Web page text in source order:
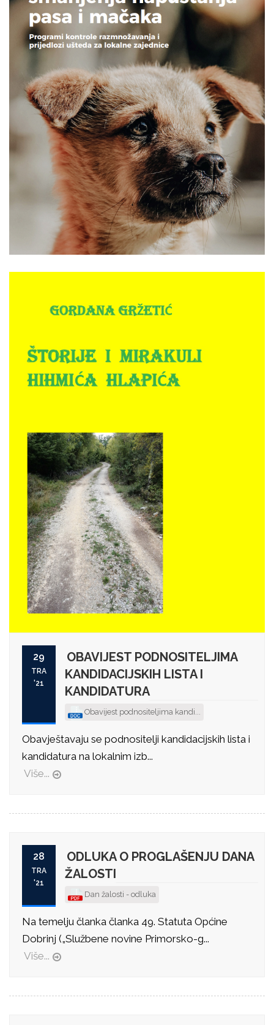
29
TRA
'21
OBAVIJEST PODNOSITELJIMA
KANDIDACIJSKIH LISTA I
KANDIDATURA
Obavijest podnositeljima kandi...
Obavještavaju se podnositelji kandidacijskih lista i
kandidatura na lokalnim izb...
Više...
28
TRA
'21
ODLUKA O PROGLAŠENJU DANA
ŽALOSTI
Dan žalosti - odluka
Na temelju članka članka 49. Statuta Općine
Dobrinj („Službene novine Primorsko-g...
Više...